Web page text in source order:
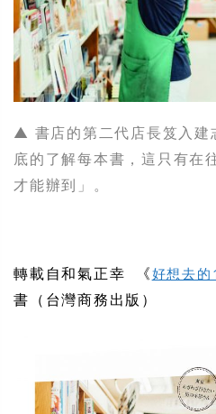
▲ 書店的第二代店長笈入建
底的了解每本書，這只有在
才能辦到」。
轉載自和氣正幸 《好想去
書（台灣商務出版）